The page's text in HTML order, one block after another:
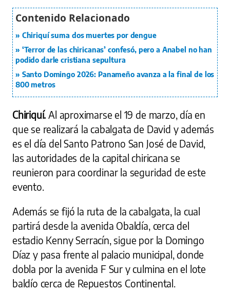
Chiriquí suma dos muertes por dengue
‘Terror de las chiricanas’ confesó, pero a Anabel no han
podido darle cristiana sepultura
Santo Domingo 2026: Panameño avanza a la final de los
800 metros
Chiriquí.Al aproximarse el 19 de marzo, día en
que se realizará la cabalgata de David y además
es el día del Santo Patrono San José de David,
las autoridades de la capital chiricana se
reunieron para coordinar la seguridad de este
evento.
Además se fijó la ruta de la cabalgata, la cual
partirá desde la avenida Obaldía, cerca del
estadio Kenny Serracín, sigue por la Domingo
Díaz y pasa frente al palacio municipal, donde
dobla por la avenida F Sur y culmina en el lote
baldío cerca de Repuestos Continental.